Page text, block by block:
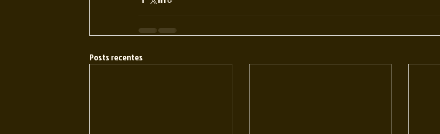
Posts recentes